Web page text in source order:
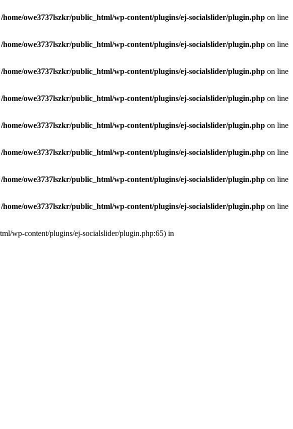
/home/owe3737lszkr/public_html/wp-content/plugins/ej-socialslider/plugin.php on line
/home/owe3737lszkr/public_html/wp-content/plugins/ej-socialslider/plugin.php on line
/home/owe3737lszkr/public_html/wp-content/plugins/ej-socialslider/plugin.php on line
/home/owe3737lszkr/public_html/wp-content/plugins/ej-socialslider/plugin.php on line
/home/owe3737lszkr/public_html/wp-content/plugins/ej-socialslider/plugin.php on line
/home/owe3737lszkr/public_html/wp-content/plugins/ej-socialslider/plugin.php on line
/home/owe3737lszkr/public_html/wp-content/plugins/ej-socialslider/plugin.php on line
/home/owe3737lszkr/public_html/wp-content/plugins/ej-socialslider/plugin.php on line
wp-content/plugins/ej-socialslider/plugin.php:65) in